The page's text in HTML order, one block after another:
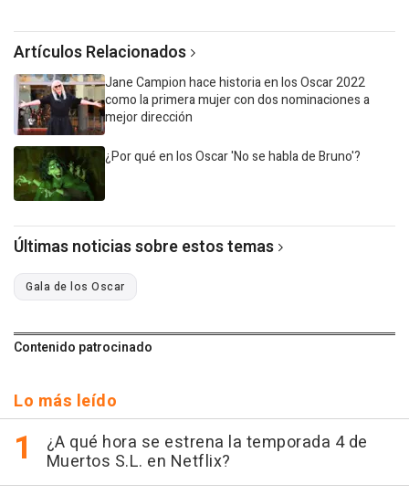
Artículos Relacionados
Jane Campion hace historia en los Oscar 2022
como la primera mujer con dos nominaciones a
mejor dirección
¿Por qué en los Oscar 'No se habla de Bruno'?
Últimas noticias sobre estos temas
Gala de los Oscar
Contenido patrocinado
Lo más leído
¿A qué hora se estrena la temporada 4 de
Muertos S.L. en Netflix?